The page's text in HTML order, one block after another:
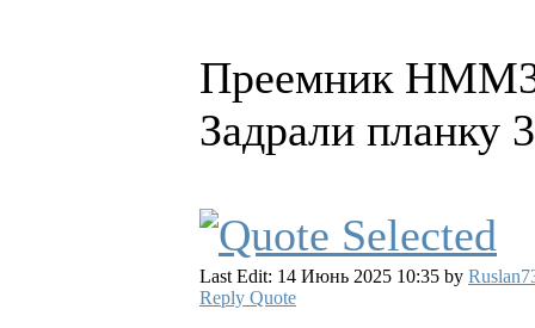
Преемник HMM3
Задрали планку
Last Edit: 14 Июнь 2025 10:35 by
Reply Quote